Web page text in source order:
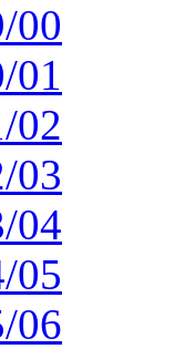
00
01
02
03
04
05
06